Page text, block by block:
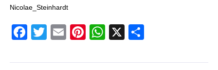
Solomon
Salvat de la înec de
fiinţe verzi
Nicolae_Steinhardt
Facebook
Twitter
EmailPinterest
WhatsApp
X